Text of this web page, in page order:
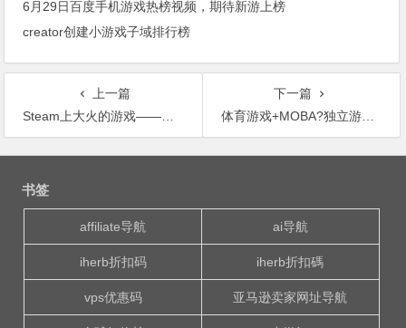
6月29日百度手机游戏热榜视频，期待新游上榜
creator创建小游戏子域排行榜
上一篇
Steam上大火的游戏——《无人深空》：评价毁誉参半 首日收入超8000万
下一篇
体育游戏+MOBA?独立游戏《Pyre》发布当天进Steam畅销榜前十
文
书签
affiliate导航 ai导航
iherb折扣码 iherb折扣碼
vps优惠码 亚马逊卖家网址导航